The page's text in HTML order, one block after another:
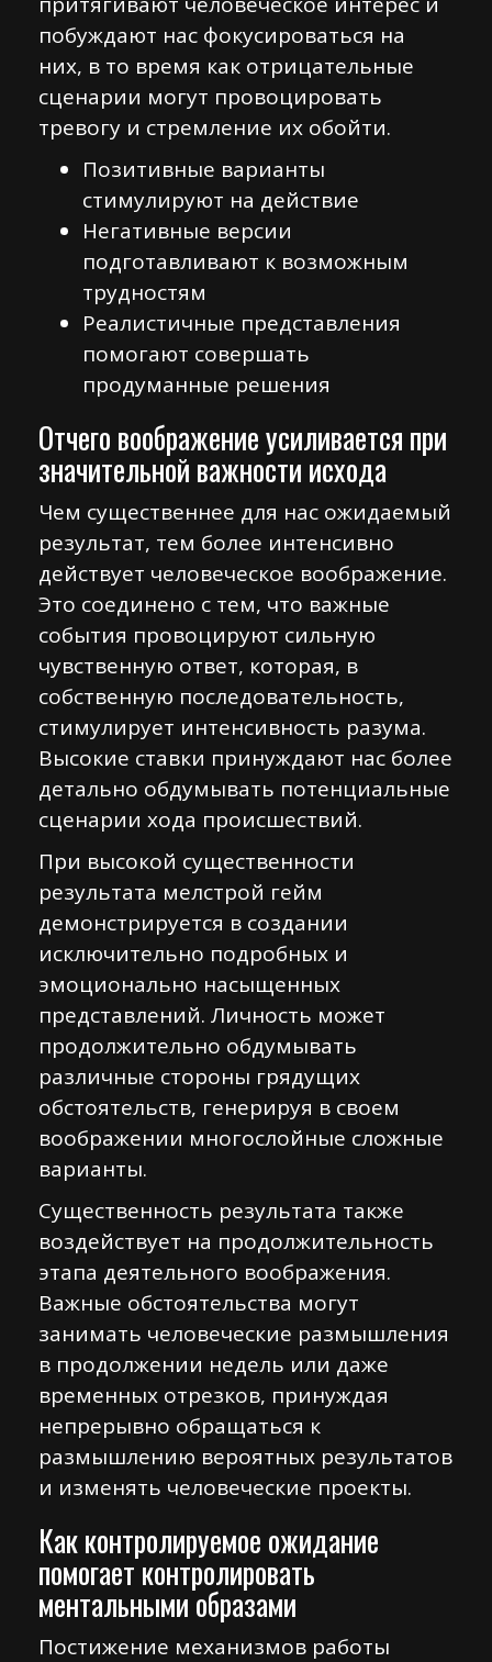
побуждают нас фокусироваться на
них, в то время как отрицательные
сценарии могут провоцировать
тревогу и стремление их обойти.
Позитивные варианты
стимулируют на действие
Негативные версии
подготавливают к возможным
трудностям
Реалистичные представления
помогают совершать
продуманные решения
Отчего воображение усиливается при
значительной важности исхода
Чем существеннее для нас ожидаемый
результат, тем более интенсивно
действует человеческое воображение.
Это соединено с тем, что важные
события провоцируют сильную
чувственную ответ, которая, в
собственную последовательность,
стимулирует интенсивность разума.
Высокие ставки принуждают нас более
детально обдумывать потенциальные
сценарии хода происшествий.
При высокой существенности
результата мелстрой гейм
демонстрируется в создании
исключительно подробных и
эмоционально насыщенных
представлений. Личность может
продолжительно обдумывать
различные стороны грядущих
обстоятельств, генерируя в своем
воображении многослойные сложные
варианты.
Существенность результата также
воздействует на продолжительность
этапа деятельного воображения.
Важные обстоятельства могут
занимать человеческие размышления
в продолжении недель или даже
временных отрезков, принуждая
непрерывно обращаться к
размышлению вероятных результатов
и изменять человеческие проекты.
Как контролируемое ожидание
помогает контролировать
ментальными образами
Постижение механизмов работы